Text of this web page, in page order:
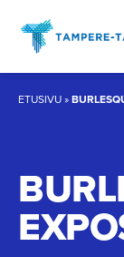
sisältöön
ETUSIVU»